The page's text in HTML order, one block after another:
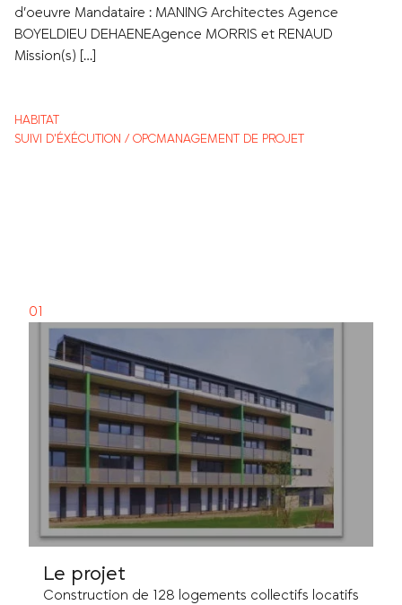
d’oeuvre Mandataire : MANING Architectes Agence
BOYELDIEU DEHAENEAgence MORRIS et RENAUD
Mission(s) […]
HABITAT
SUIVI D'ÉXÉCUTION / OPCMANAGEMENT DE PROJET
Le projet
Construction de 128 logements collectifs locatifs